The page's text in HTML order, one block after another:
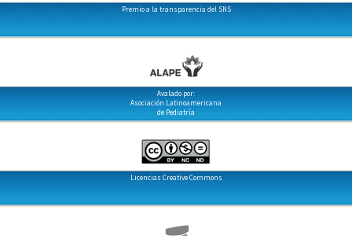
Premio a la transparencia del SNS
Avalado por:
Asociación Latinoamericana
de Pediatría
Licencias Creative Commons